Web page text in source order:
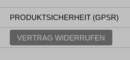
PRODUKTSICHERHEIT (GPSR)
VERTRAG WIDERRUFEN